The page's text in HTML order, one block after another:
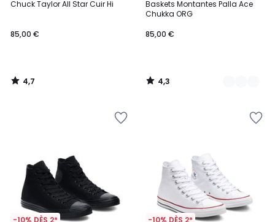
Chuck Taylor All Star Cuir Hi
85,00 €
/ 5
4,7
/
Baskets Montantes Palla Ace
Chukka ORG
85,00 €
/ 5
Couleurs
4,3
/
-10% DÈS 2* -10% DÈS 2*